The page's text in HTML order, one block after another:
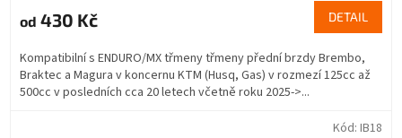
od 430 Kč DETAIL
Kompatibilní s ENDURO/MX třmeny třmeny přední brzdy Brembo,
Braktec a Magura v koncernu KTM (Husq, Gas) v rozmezí 125cc až
500cc v posledních cca 20 letech včetně roku 2025->...
Kód: IB18